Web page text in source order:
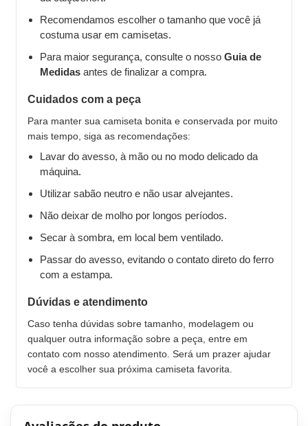
Recomendamos escolher o tamanho que você já
costuma usar em camisetas.
Para maior segurança, consulte o nosso Guia de
Medidas antes de finalizar a compra.
Cuidados com a peça
Para manter sua camiseta bonita e conservada por muito
mais tempo, siga as recomendações:
Lavar do avesso, à mão ou no modo delicado da
máquina.
Utilizar sabão neutro e não usar alvejantes.
Não deixar de molho por longos períodos.
Secar à sombra, em local bem ventilado.
Passar do avesso, evitando o contato direto do ferro
com a estampa.
Dúvidas e atendimento
Caso tenha dúvidas sobre tamanho, modelagem ou
qualquer outra informação sobre a peça, entre em
contato com nosso atendimento. Será um prazer ajudar
você a escolher sua próxima camiseta favorita.